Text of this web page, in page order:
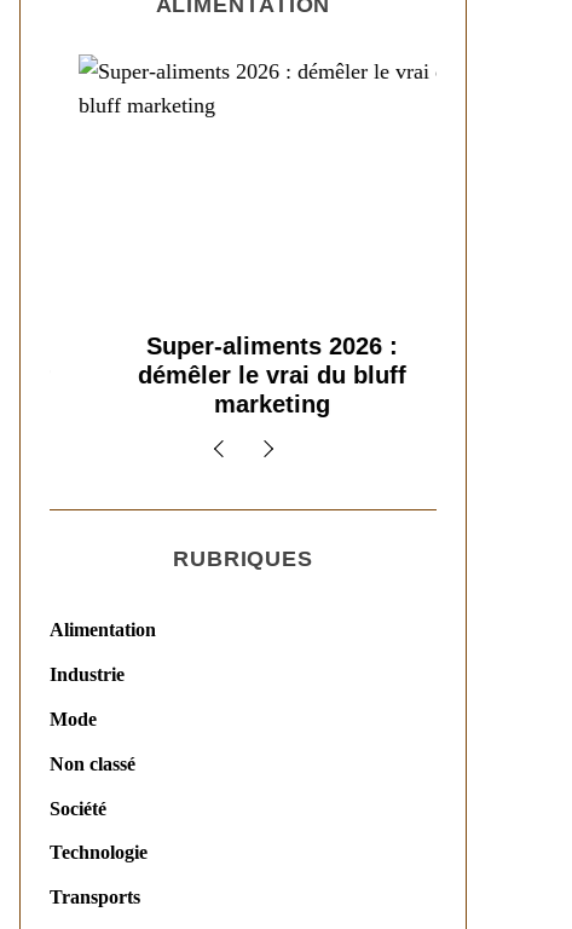
ALIMENTATION
Super-aliments 2026 :
démêler le vrai du bluff
marketing
RUBRIQUES
Alimentation
Industrie
Mode
Non classé
Société
Technologie
Transports